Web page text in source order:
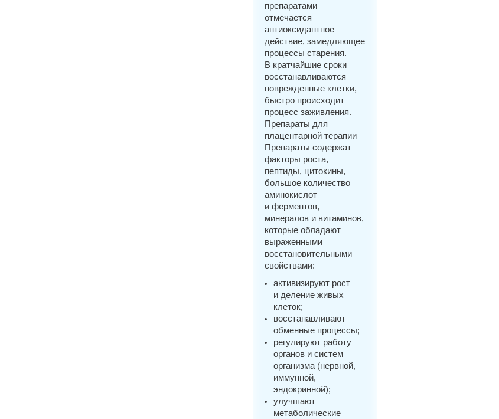
препаратами
отмечается
антиоксидантное
действие, замедляющее
процессы старения.
В кратчайшие сроки
восстанавливаются
поврежденные клетки,
быстро происходит
процесс заживления.
Препараты для
плацентарной терапии
Препараты содержат
факторы роста,
пептиды, цитокины,
большое количество
аминокислот
и ферментов,
минералов и витаминов,
которые обладают
выраженными
восстановительными
свойствами:
активизируют рост
и деление живых
клеток;
восстанавливают
обменные процессы;
регулируют работу
органов и систем
организма (нервной,
иммунной,
эндокринной);
улучшают
метаболические